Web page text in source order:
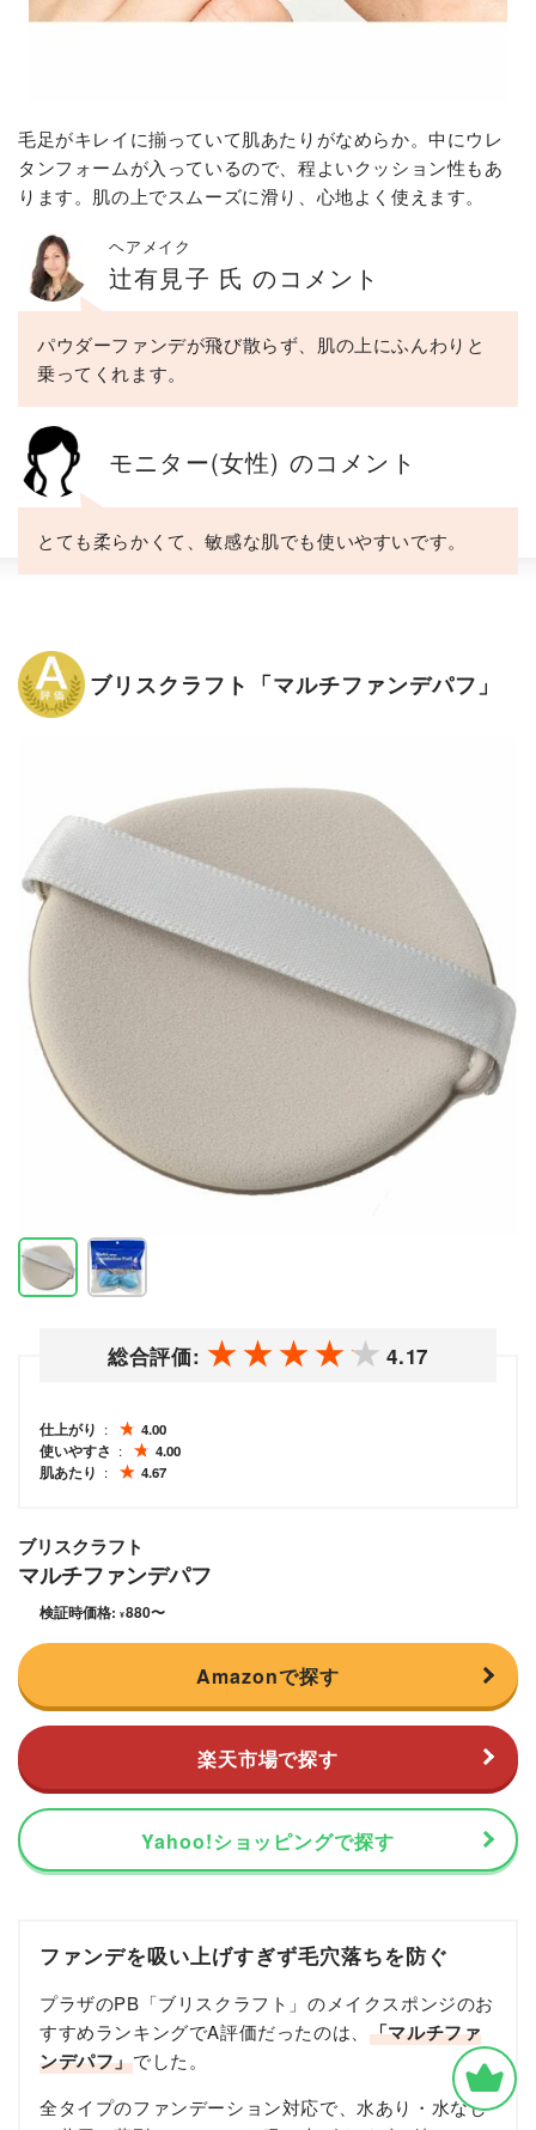
毛足がキレイに揃っていて肌あたりがなめらか。中にウレ
タンフォームが入っているので、程よいクッション性もあ
ります。肌の上でスムーズに滑り、心地よく使えます。
ヘアメイク
辻有見子 氏 のコメント
パウダーファンデが飛び散らず、肌の上にふんわりと
乗ってくれます。
モニター(女性) のコメント
とても柔らかくて、敏感な肌でも使いやすいです。
ブリスクラフト「マルチファンデパフ」
総合評価: 4.17
仕上がり
4.00
使いやすさ
4.00
肌あたり
4.67
ブリスクラフト
マルチファンデパフ
検証時価格: ¥880〜
Amazonで探す
楽天市場で探す
Yahoo!ショッピングで探す
ファンデを吸い上げすぎず毛穴落ちを防ぐ
プラザのPB「ブリスクラフト」のメイクスポンジのお
すすめランキングでA評価だったのは、 「マルチファ
ンデパフ」でした。
全タイプのファンデーション対応で、水あり・水なし